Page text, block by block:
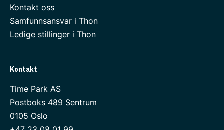
Kontakt oss
Samfunnsansvar i Thon
Ledige stillinger i Thon
Kontakt
Time Park AS
Postboks 489 Sentrum
0105 Oslo
Telefon: